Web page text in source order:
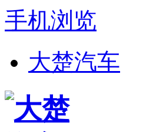
手机浏览
大楚汽车